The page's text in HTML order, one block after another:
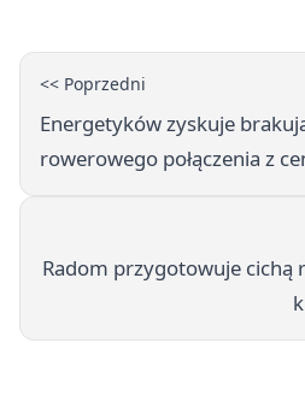
<< Poprzedni
Energetyków zyskuje
rowerowego połączenia z
Radom przygotowuje cichą